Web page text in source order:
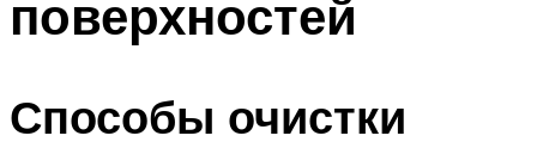
поверхностей
Способы очистки